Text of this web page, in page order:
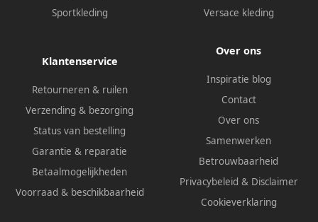
Sportkleding
Versace kleding
Klantenservice
Retourneren & ruilen
Verzending & bezorging
Status van bestelling
Garantie & reparatie
Betaalmogelijkheden
Voorraad & beschikbaarheid
Over ons
Inspiratie blog
Contact
Over ons
Samenwerken
Betrouwbaarheid
Privacybeleid & Disclaimer
Cookieverklaring